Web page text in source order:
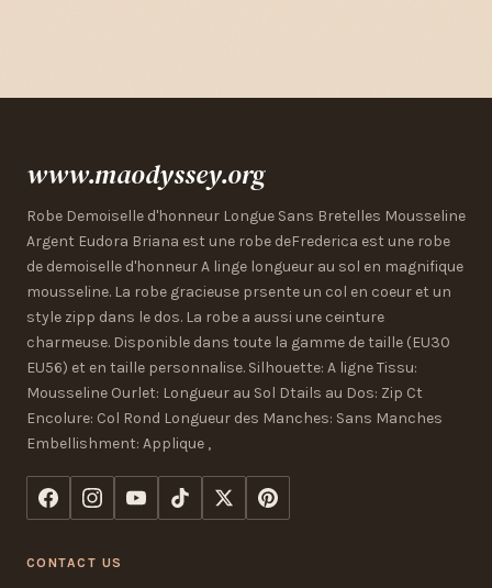
www.maodyssey.org
Robe Demoiselle d'honneur Longue Sans Bretelles Mousseline
Argent Eudora Briana est une robe deFrederica est une robe
de demoiselle d'honneur A linge longueur au sol en magnifique
mousseline. La robe gracieuse prsente un col en coeur et un
style zipp dans le dos. La robe a aussi une ceinture
charmeuse. Disponible dans toute la gamme de taille (EU30
EU56) et en taille personnalise. Silhouette: A ligne Tissu:
Mousseline Ourlet: Longueur au Sol Dtails au Dos: Zip Ct
Encolure: Col Rond Longueur des Manches: Sans Manches
Embellishment: Applique ,
CONTACT US